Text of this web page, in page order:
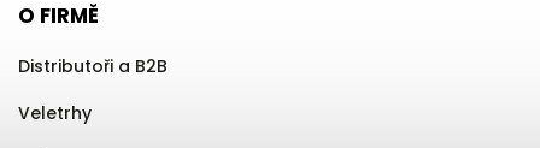
O FIRMĚ
Distributoři a B2B
Veletrhy